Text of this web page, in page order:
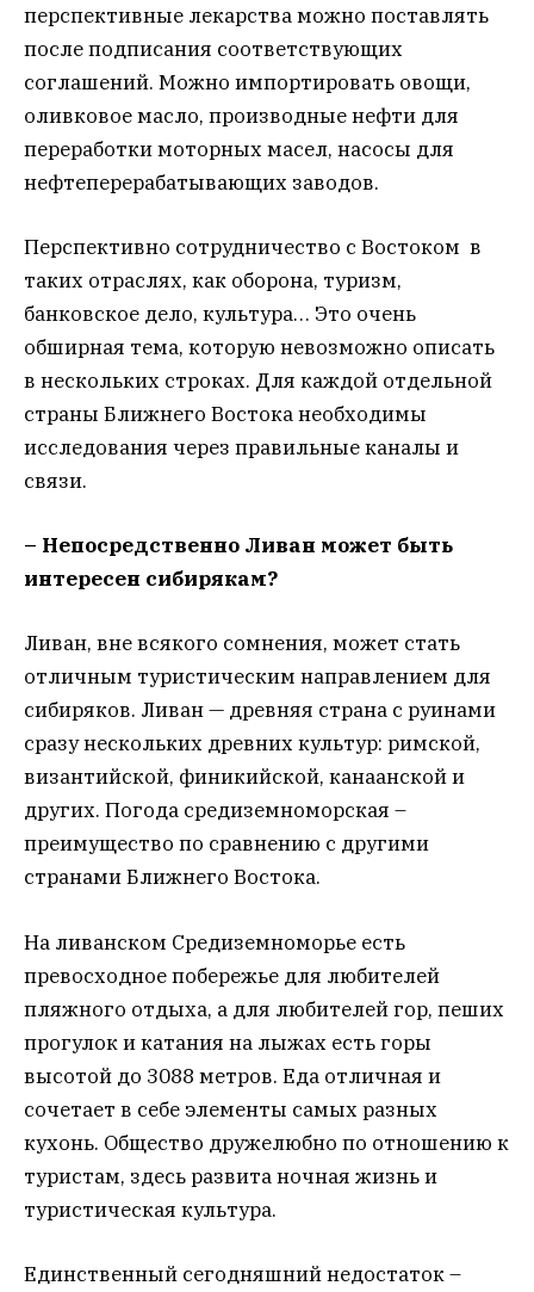
перспективные лекарства можно поставлять
после подписания соответствующих
соглашений. Можно импортировать овощи,
оливковое масло, производные нефти для
переработки моторных масел, насосы для
нефтеперерабатывающих заводов.
Перспективно сотрудничество с Востоком в
таких отраслях, как оборона, туризм,
банковское дело, культура… Это очень
обширная тема, которую невозможно описать
в нескольких строках. Для каждой отдельной
страны Ближнего Востока необходимы
исследования через правильные каналы и
связи.
– Непосредственно Ливан может быть
интересен сибирякам?
Ливан, вне всякого сомнения, может стать
отличным туристическим направлением для
сибиряков. Ливан — древняя страна с руинами
сразу нескольких древних культур: римской,
византийской, финикийской, канаанской и
других. Погода средиземноморская –
преимущество по сравнению с другими
странами Ближнего Востока.
На ливанском Средиземноморье есть
превосходное побережье для любителей
пляжного отдыха, а для любителей гор, пеших
прогулок и катания на лыжах есть горы
высотой до 3088 метров. Еда отличная и
сочетает в себе элементы самых разных
кухонь. Общество дружелюбно по отношению к
туристам, здесь развита ночная жизнь и
туристическая культура.
Единственный сегодняшний недостаток –